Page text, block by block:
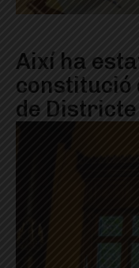
Així ha
constitució
de Districte